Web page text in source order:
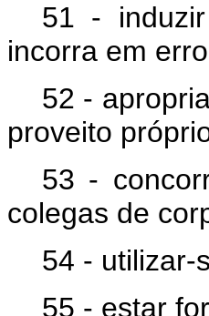
51 -
incorra em
52 -
proveito
53 -
colegas de
54 - utilizar-
55 - estar